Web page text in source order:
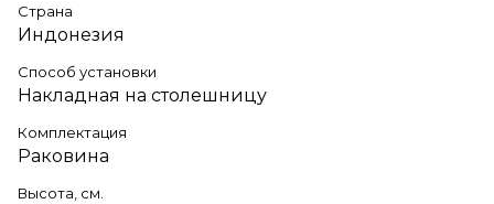
Страна
Индонезия
Способ установки
Накладная на столешницу
Комплектация
Раковина
Высота, см.